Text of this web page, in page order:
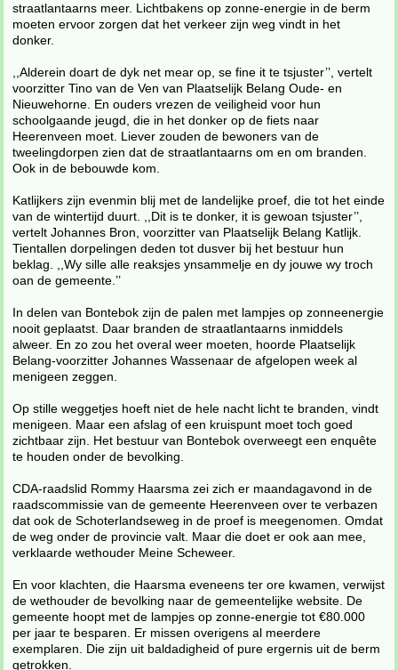
straatlantaarns meer. Lichtbakens op zonne-energie in de berm
moeten ervoor zorgen dat het verkeer zijn weg vindt in het
donker.
,,Alderein doart de dyk net mear op, se fine it te tsjuster’’, vertelt
voorzitter Tino van de Ven van Plaatselijk Belang Oude- en
Nieuwehorne. En ouders vrezen de veiligheid voor hun
schoolgaande jeugd, die in het donker op de fiets naar
Heerenveen moet. Liever zouden de bewoners van de
tweelingdorpen zien dat de straatlantaarns om en om branden.
Ook in de bebouwde kom.
Katlijkers zijn evenmin blij met de landelijke proef, die tot het einde
van de wintertijd duurt. ,,Dit is te donker, it is gewoan tsjuster’’,
vertelt Johannes Bron, voorzitter van Plaatselijk Belang Katlijk.
Tientallen dorpelingen deden tot dusver bij het bestuur hun
beklag. ,,Wy sille alle reaksjes ynsammelje en dy jouwe wy troch
oan de gemeente.’’
In delen van Bontebok zijn de palen met lampjes op zonneenergie
nooit geplaatst. Daar branden de straatlantaarns inmiddels
alweer. En zo zou het overal weer moeten, hoorde Plaatselijk
Belang-voorzitter Johannes Wassenaar de afgelopen week al
menigeen zeggen.
Op stille weggetjes hoeft niet de hele nacht licht te branden, vindt
menigeen. Maar een afslag of een kruispunt moet toch goed
zichtbaar zijn. Het bestuur van Bontebok overweegt een enquête
te houden onder de bevolking.
CDA-raadslid Rommy Haarsma zei zich er maandagavond in de
raadscommissie van de gemeente Heerenveen over te verbazen
dat ook de Schoterlandseweg in de proef is meegenomen. Omdat
de weg onder de provincie valt. Maar die doet er ook aan mee,
verklaarde wethouder Meine Scheweer.
En voor klachten, die Haarsma eveneens ter ore kwamen, verwijst
de wethouder de bevolking naar de gemeentelijke website. De
gemeente hoopt met de lampjes op zonne-energie tot €80.000
per jaar te besparen. Er missen overigens al meerdere
exemplaren. Die zijn uit baldadigheid of pure ergernis uit de berm
getrokken.